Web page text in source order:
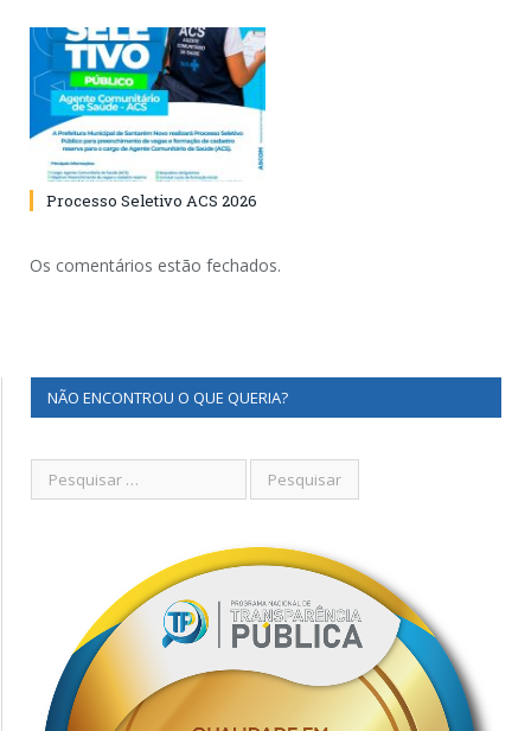
Processo Seletivo ACS 2026
Os comentários estão fechados.
NÃO ENCONTROU O QUE QUERIA?